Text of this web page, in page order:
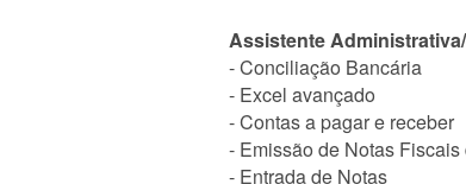
Assistente
- Conciliação Bancária
- Excel avançado
- Contas a pagar e receber
- Emissão de Notas
- Entrada de Notas